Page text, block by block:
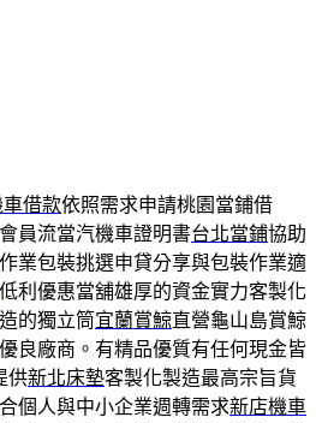
借款依照需求申請桃園當鋪借
員流當汽機車證明書台北當鋪協助
業包裝挑選申貸分享與包裝作業適
低利優惠當舖雄厚的資金實力客製化
的獨立筒宜蘭賞鯨直營龜山島賞鯨
良廠商。有精品優質有任何現金皆
供新北床墊客製化製造最高宗旨貨
個人與中小企業週轉需求新店機車